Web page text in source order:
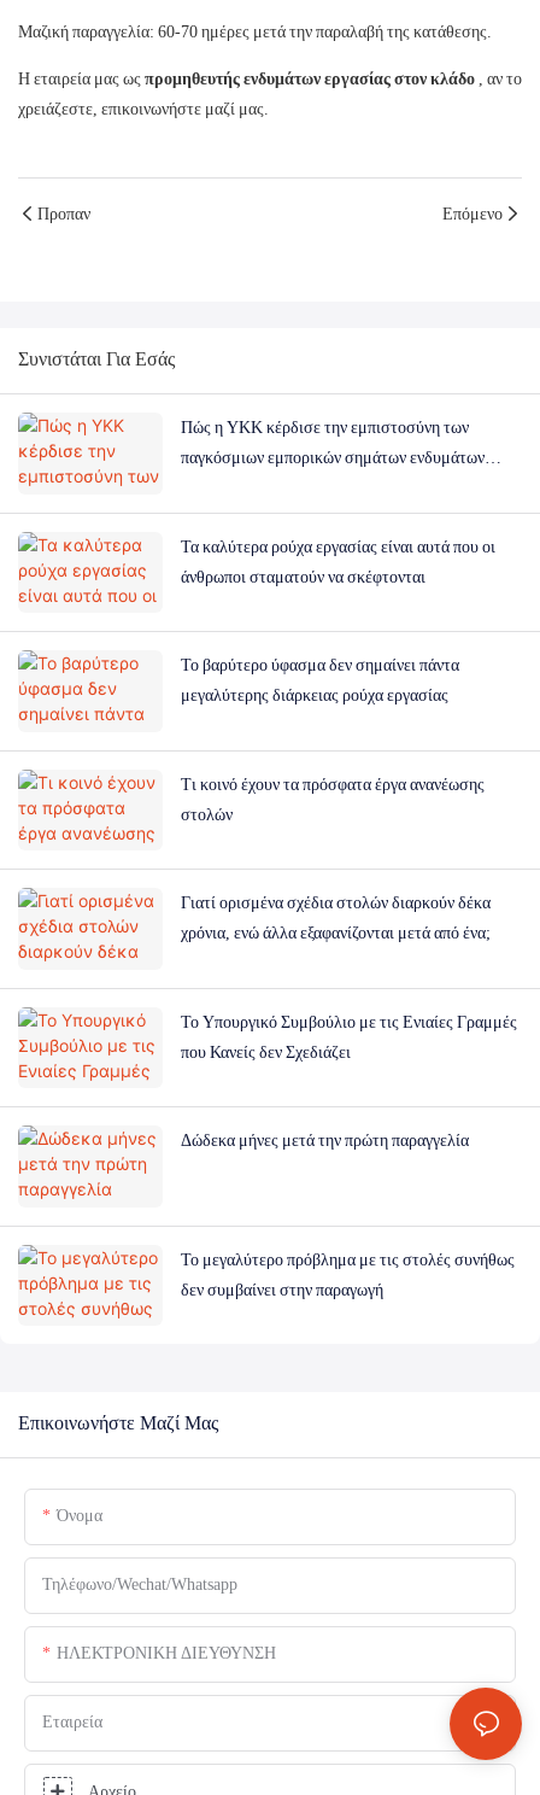
Μαζική παραγγελία: 60-70 ημέρες μετά την παραλαβή της κατάθεσης.
Η εταιρεία μας ως προμηθευτής ενδυμάτων εργασίας στον κλάδο , αν το
χρειάζεστε, επικοινωνήστε μαζί μας.
Προπαν Επόμενο
Συνιστάται Για Εσάς
Πώς η YKK κέρδισε την εμπιστοσύνη των
παγκόσμιων εμπορικών σημάτων ενδυμάτων
Τα καλύτερα ρούχα εργασίας είναι αυτά που οι
άνθρωποι σταματούν να σκέφτονται
Το βαρύτερο ύφασμα δεν σημαίνει πάντα
μεγαλύτερης διάρκειας ρούχα εργασίας
Τι κοινό έχουν τα πρόσφατα έργα ανανέωσης
στολών
Γιατί ορισμένα σχέδια στολών διαρκούν δέκα
χρόνια, ενώ άλλα εξαφανίζονται μετά από ένα;
Το Υπουργικό Συμβούλιο με τις Ενιαίες Γραμμές
που Κανείς δεν Σχεδιάζει
Δώδεκα μήνες μετά την πρώτη παραγγελία
Το μεγαλύτερο πρόβλημα με τις στολές συνήθως
δεν συμβαίνει στην παραγωγή
Επικοινωνήστε Μαζί Μας
Όνομα
Τηλέφωνο/Wechat/Whatsapp
ΗΛΕΚΤΡΟΝΙΚΗ ΔΙΕΥΘΥΝΣΗ
Εταιρεία